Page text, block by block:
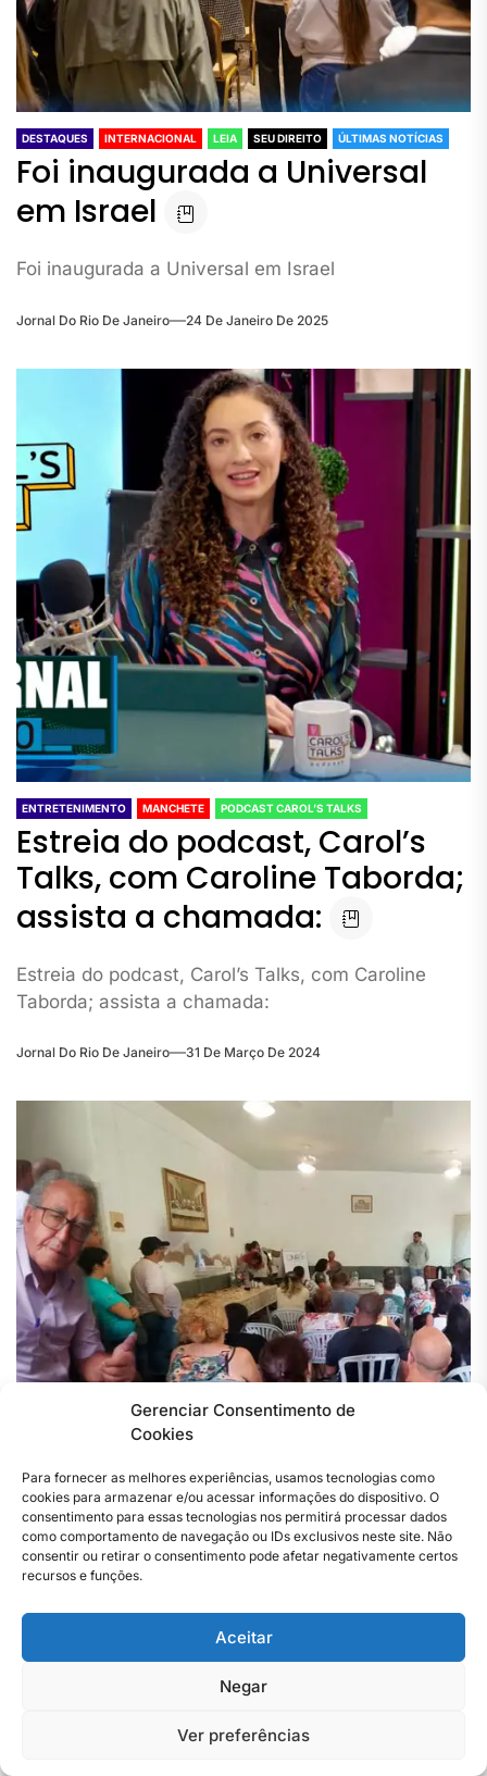
Gerenciar Consentimento de
Cookies
Para fornecer as melhores experiências, usamos tecnologias como
cookies para armazenar e/ou acessar informações do dispositivo. O
consentimento para essas tecnologias nos permitirá processar dados
como comportamento de navegação ou IDs exclusivos neste site. Não
consentir ou retirar o consentimento pode afetar negativamente certos
recursos e funções.
Aceitar
Negar
Ver preferências
DESTAQUES INTERNACIONAL LEIA SEU DIREITO ÚLTIMAS NOTÍCIAS
Foi inaugurada a Universal
em Israel
Foi inaugurada a Universal em Israel
Jornal Do Rio De Janeiro 24 De Janeiro De 2025
ENTRETENIMENTO MANCHETE PODCAST CAROL’S TALKS
Estreia do podcast, Carol’s
Talks, com Caroline Taborda;
assista a chamada:
Estreia do podcast, Carol’s Talks, com Caroline
Taborda; assista a chamada:
Jornal Do Rio De Janeiro 31 De Março De 2024
DESTAQUES SEU DIREITO ÚLTIMAS NOTÍCIAS
Patrimônio de Nova Iguaçu,
Rio D’Ouro, é representado
por Conselho Comunitário
Reunião debateu sobre restabelecimento do